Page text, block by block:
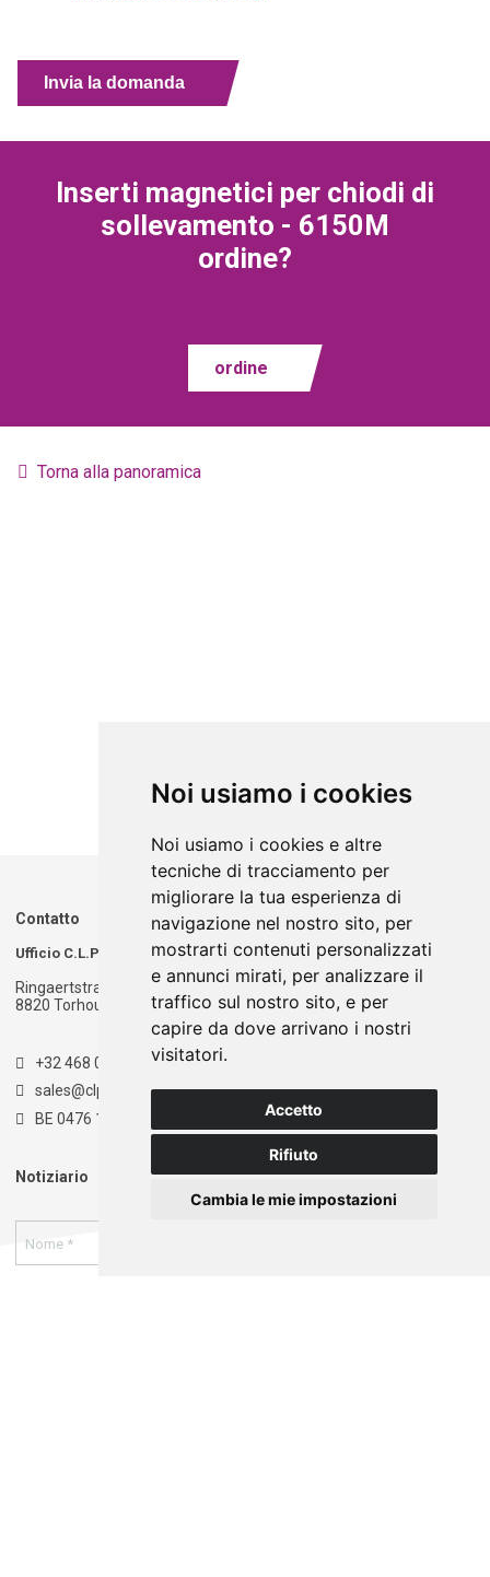
Noi usiamo i cookies
Noi usiamo i cookies e altre
tecniche di tracciamento per
migliorare la tua esperienza di
navigazione nel nostro sito, per
mostrarti contenuti personalizzati
e annunci mirati, per analizzare il
traffico sul nostro sito, e per
capire da dove arrivano i nostri
visitatori.
Accetto
Rifiuto
Cambia le mie impostazioni
Invia la domanda
Inserti magnetici per chiodi di
sollevamento - 6150M
ordine?
ordine
Torna alla panoramica
Contatto
Ufficio C.L.P.T.
Ringaertstraat 1
8820 Torhout - België
Magazzino C.L.P.T.
Ringaertstraat 1
8820 Torhout - België
+32 468 020 900
sales@clpt.be
BE 0476 174 681
Notiziario